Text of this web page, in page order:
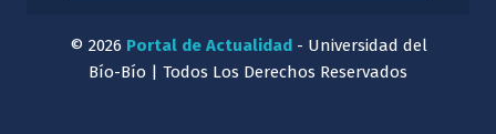
© 2026 Portal de Actualidad- Universidad del
Bío-Bío | Todos Los Derechos Reservados